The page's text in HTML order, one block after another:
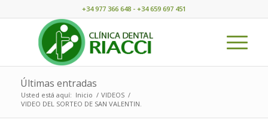
+34 977 366 648 - +34 659 697 451
Últimas entradas
Usted está aquí: Inicio / VIDEOS /
VIDEO DEL SORTEO DE SAN VALENTIN.